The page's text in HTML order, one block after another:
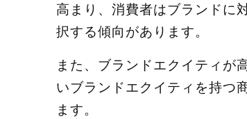
高まり、消費者はブランドに
択する傾向があります。
また、ブランドエクイティが
いブランドエクイティを持つ
ます。